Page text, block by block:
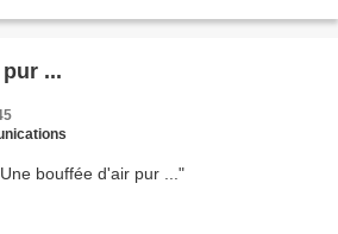
...